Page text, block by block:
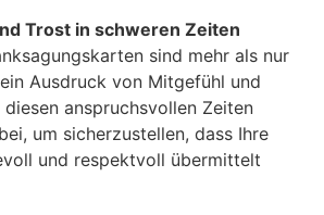
Trost in schweren Zeiten
sind mehr als nur
Ausdruck von Mitgefühl und
anspruchsvollen Zeiten
um sicherzustellen, dass Ihre
und respektvoll übermittelt